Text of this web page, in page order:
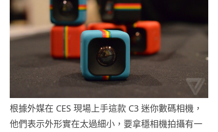
根據外媒在 CES 現場上手這款 C3 迷你數碼相機，
他們表示外形實在太過細小，要拿穩相機拍攝有一